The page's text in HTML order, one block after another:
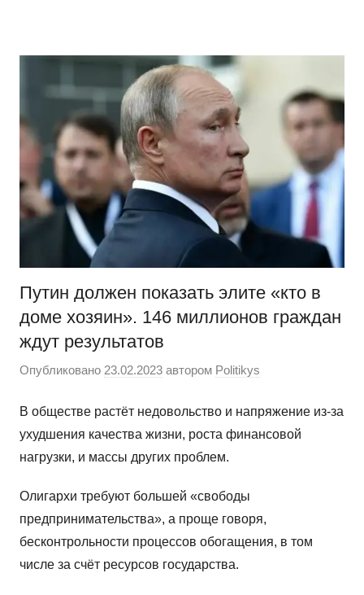
содержимому
Путин должен показать элите «кто в
доме хозяин». 146 миллионов граждан
ждут результатов
Опубликовано 23.02.2023 автором Politikys
В обществе растёт недовольство и напряжение из-за
ухудшения качества жизни, роста финансовой
нагрузки, и массы других проблем.
Олигархи требуют большей «свободы
предпринимательства», а проще говоря,
бесконтрольности процессов обогащения, в том
числе за счёт ресурсов государства.